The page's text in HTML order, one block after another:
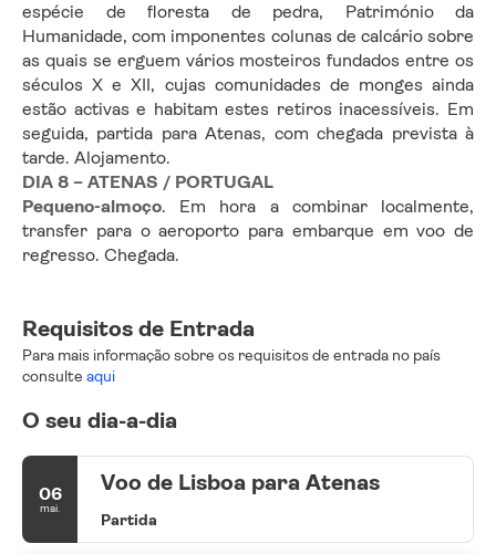
espécie de floresta de pedra, Património da
Humanidade, com imponentes colunas de calcário sobre
as quais se erguem vários mosteiros fundados entre os
séculos X e XII, cujas comunidades de monges ainda
estão activas e habitam estes retiros inacessíveis. Em
seguida, partida para Atenas, com chegada prevista à
tarde. Alojamento.
DIA 8 – ATENAS / PORTUGAL
Pequeno-almoço. Em hora a combinar localmente,
transfer para o aeroporto para embarque em voo de
regresso. Chegada.
Requisitos de Entrada
Para mais informação sobre os requisitos de entrada no país
consulte aqui
O seu dia-a-dia
06
mai.
Voo de Lisboa para Atenas
Partida